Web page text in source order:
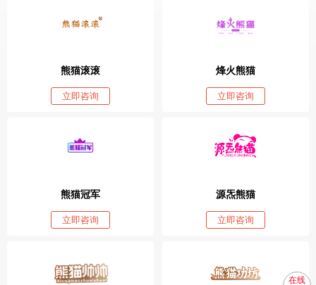
熊猫滚滚
立即咨询
烽火熊猫
立即咨询
熊猫冠军
立即咨询
源炁熊猫
立即咨询
在线